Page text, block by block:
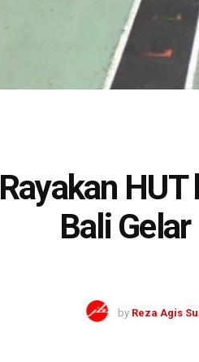
Rayakan
Bali
by Reza Agis